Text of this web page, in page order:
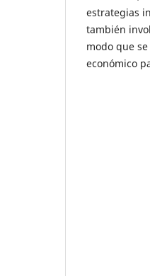
estrategias
también
modo que
económico